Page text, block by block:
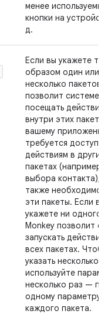
менее используемые
кнопки на
д.
Если вы укажете
образом один или
несколько пакетов,
позволит системе
посещать действия
внутри этих
вашему приложению
требуется доступ к
действиям в других
пакетах (например,
выбора контакта),
также необходимо
эти пакеты. Если вы
укажете ни одного
Monkey позволит
запускать действия
всех пакетах. Чтобы
указать несколько
используйте
несколько раз — по
одному параметру
каждого пакета.